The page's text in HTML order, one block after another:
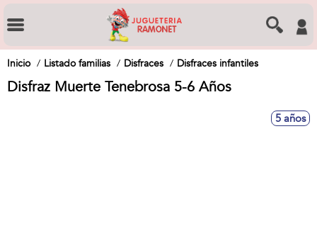
Inicio Listado familias Disfraces Disfraces infantiles
Disfraz Muerte Tenebrosa 5-6 Años
5 años